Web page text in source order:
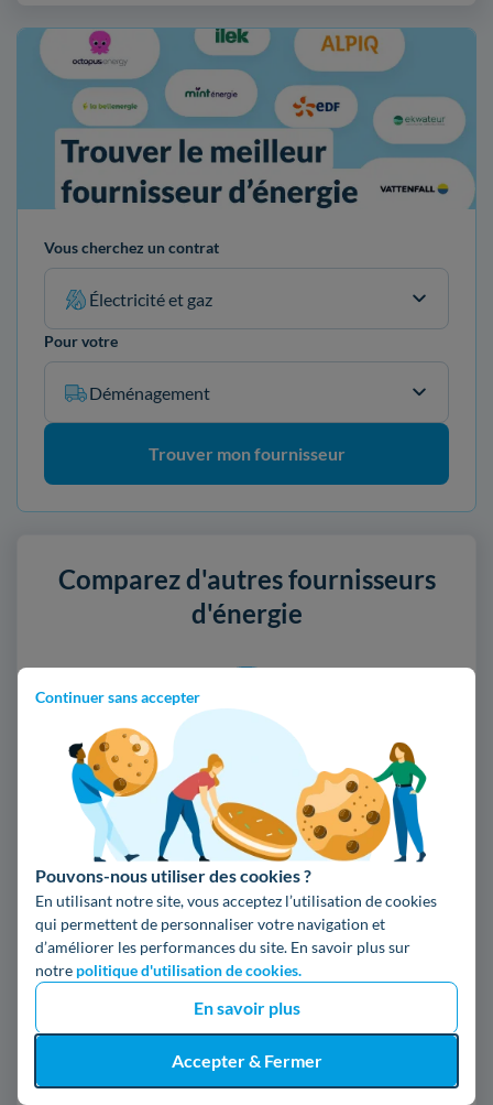
Continuer sans accepter
Pouvons-nous utiliser des cookies ?
En utilisant notre site, vous acceptez l’utilisation de cookies
qui permettent de personnaliser votre navigation et
d’améliorer les performances du site. En savoir plus sur
notre politique d'utilisation de cookies.
En savoir plus
Accepter & Fermer
Vous cherchez un contrat
Électricité et gaz
Pour votre
Déménagement
Trouver mon fournisseur
Comparez d'autres fournisseurs
d'énergie
EDF ou Engie
Ohm Energie ou Engie
Vattenfall ou Engie
Mint Energie ou Engie